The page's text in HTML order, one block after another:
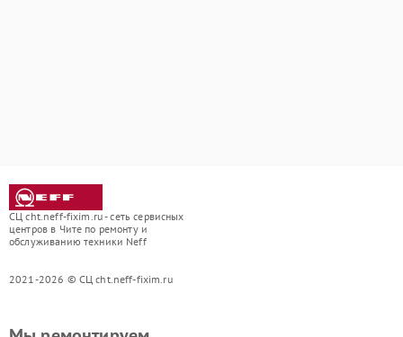
СЦ cht.neff-fixim.ru - сеть сервисных
центров в Чите по ремонту и
обслуживанию техники Neff
2021-2026 © СЦ cht.neff-fixim.ru